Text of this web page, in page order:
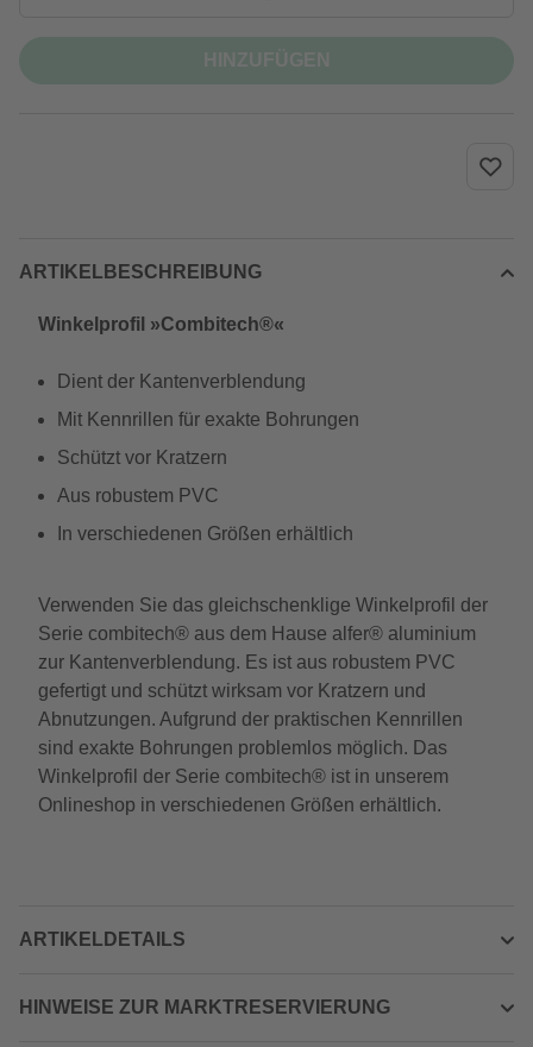
ARTIKELBESCHREIBUNG
Winkelprofil »Combitech®«
Dient der Kantenverblendung
Mit Kennrillen für exakte Bohrungen
Schützt vor Kratzern
Aus robustem PVC
In verschiedenen Größen erhältlich
Verwenden Sie das gleichschenklige Winkelprofil der
Serie combitech® aus dem Hause alfer® aluminium
zur Kantenverblendung. Es ist aus robustem PVC
gefertigt und schützt wirksam vor Kratzern und
Abnutzungen. Aufgrund der praktischen Kennrillen
sind exakte Bohrungen problemlos möglich. Das
Winkelprofil der Serie combitech® ist in unserem
Onlineshop in verschiedenen Größen erhältlich.
ARTIKELDETAILS
HINWEISE ZUR MARKTRESERVIERUNG